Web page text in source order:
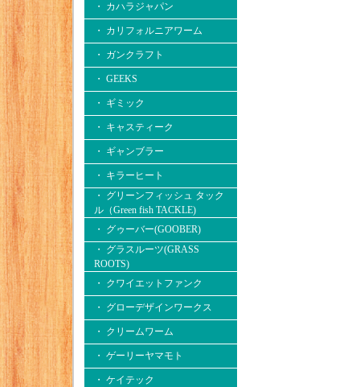
・ カハラジャパン
・ カリフォルニアワーム
・ ガンクラフト
・ GEEKS
・ ギミック
・ キャスティーク
・ ギャンブラー
・ キラーヒート
・ グリーンフィッシュ タック
ル（Green fish TACKLE)
・ グゥーバー(GOOBER)
・ グラスルーツ(GRASS
ROOTS)
・ クワイエットファンク
・ グローデザインワークス
・ クリームワーム
・ ゲーリーヤマモト
・ ケイテック